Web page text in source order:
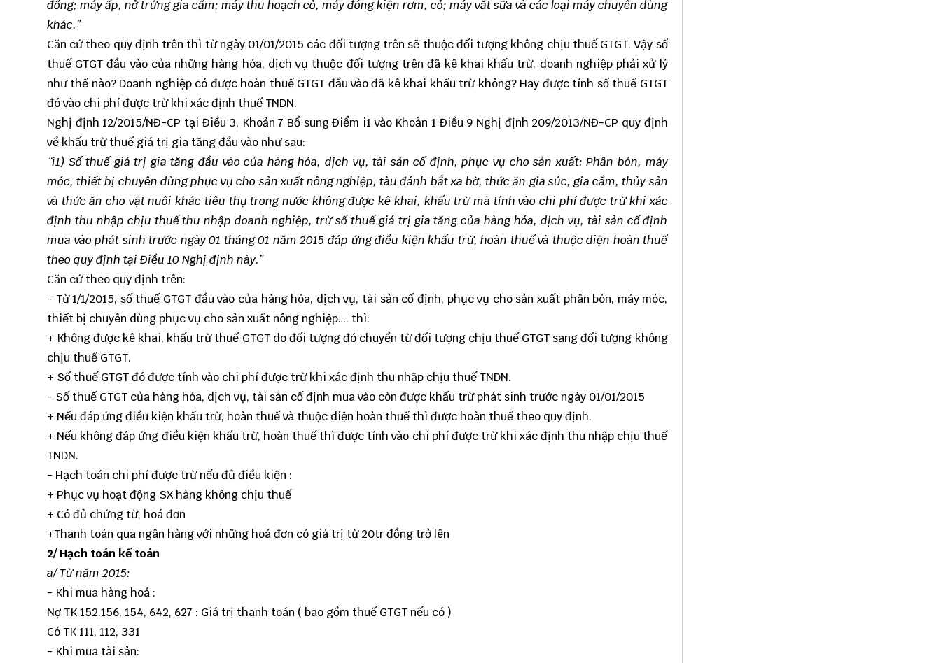
đồng; máy ấp, nở trứng gia cầm; máy thu hoạch cỏ, máy đóng kiện rơm, cỏ; máy vắt sữa và các loại máy chuyên dùng
khác.”
Căn cứ theo quy định trên thì từ ngày 01/01/2015 các đối tượng trên sẽ thuộc đối tượng không chịu thuế GTGT. Vậy số
thuế GTGT đầu vào của những hàng hóa, dịch vụ thuộc đối tượng trên đã kê khai khấu trừ, doanh nghiệp phải xử lý
như thế nào? Doanh nghiệp có được hoàn thuế GTGT đầu vào đã kê khai khấu trừ không? Hay được tính số thuế GTGT
đó vào chi phí được trừ khi xác định thuế TNDN.
Nghị định 12/2015/NĐ-CP tại Điều 3, Khoản 7 Bổ sung Điểm i1 vào Khoản 1 Điều 9 Nghị định 209/2013/NĐ-CP quy định
về khấu trừ thuế giá trị gia tăng đầu vào như sau:
“i1) Số thuế giá trị gia tăng đầu vào của hàng hóa, dịch vụ, tài sản cố định, phục vụ cho sản xuất: Phân bón, máy
móc, thiết bị chuyên dùng phục vụ cho sản xuất nông nghiệp, tàu đánh bắt xa bờ, thức ăn gia súc, gia cầm, thủy sản
và thức ăn cho vật nuôi khác tiêu thụ trong nước không được kê khai, khấu trừ mà tính vào chi phí được trừ khi xác
định thu nhập chịu thuế thu nhập doanh nghiệp, trừ số thuế giá trị gia tăng của hàng hóa, dịch vụ, tài sản cố định
mua vào phát sinh trước ngày 01 tháng 01 năm 2015 đáp ứng điều kiện khấu trừ, hoàn thuế và thuộc diện hoàn thuế
theo quy định tại Điều 10 Nghị định này.”
Căn cứ theo quy định trên:
- Từ 1/1/2015, số thuế GTGT đầu vào của hàng hóa, dịch vụ, tài sản cố định, phục vụ cho sản xuất phân bón, máy móc,
thiết bị chuyên dùng phục vụ cho sản xuất nông nghiệp…. thì:
+ Không được kê khai, khấu trừ thuế GTGT do đối tượng đó chuyển từ đối tượng chịu thuế GTGT sang đối tượng không
chịu thuế GTGT.
+ Số thuế GTGT đó được tính vào chi phí được trừ khi xác định thu nhập chịu thuế TNDN.
- Số thuế GTGT của hàng hóa, dịch vụ, tài sản cố định mua vào còn được khấu trừ phát sinh trước ngày 01/01/2015
+ Nếu đáp ứng điều kiện khấu trừ, hoàn thuế và thuộc diện hoàn thuế thì được hoàn thuế theo quy định.
+ Nếu không đáp ứng điều kiện khấu trừ, hoàn thuế thì được tính vào chi phí được trừ khi xác định thu nhập chịu thuế
TNDN.
- Hạch toán chi phí được trừ nếu đủ điều kiện :
+ Phục vụ hoạt động SX hàng không chịu thuế
+ Có đủ chứng từ, hoá đơn
+Thanh toán qua ngân hàng với những hoá đơn có giá trị từ 20tr đồng trở lên
2/ Hạch toán kế toán
a/ Từ năm 2015:
- Khi mua hàng hoá :
Nợ TK 152.156, 154, 642, 627 : Giá trị thanh toán ( bao gồm thuế GTGT nếu có )
Có TK 111, 112, 331
- Khi mua tài sản: